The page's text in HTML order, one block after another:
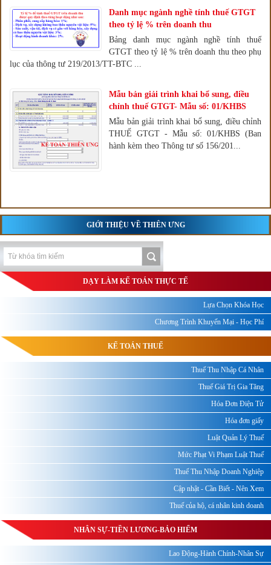
Danh mục ngành nghề tính thuế GTGT
theo tỷ lệ % trên doanh thu
Bảng danh mục ngành nghề tính thuế
GTGT theo tỷ lệ % trên doanh thu theo phụ
lục của thông tư 219/2013/TT-BTC ...
Mẫu bản giải trình khai bổ sung, điều
chỉnh thuế GTGT- Mẫu số: 01/KHBS
Mẫu bản giải trình khai bổ sung, điều chỉnh
THUẾ GTGT - Mẫu số: 01/KHBS (Ban
hành kèm theo Thông tư số 156/201...
GIỚI THIỆU VỀ THIÊN ƯNG
DẠY LÀM KẾ TOÁN THỰC TẾ
Lựa Chọn Khóa Học
Chương Trình Khuyến Mại - Học Phí
KẾ TOÁN THUẾ
Thuế Thu Nhập Cá Nhân
Thuế Giá Trị Gia Tăng
Hóa Đơn Điện Tử
Hóa đơn giấy
Luật Quản Lý Thuế
Mức Phạt Vi Phạm Luật Thuế
Thuế Thu Nhập Doanh Nghiệp
Cập nhật - Cần Biết - Nên Xem
Thuế của hộ, cá nhân kinh doanh
NHÂN SỰ-TIỀN LƯƠNG-BẢO HIỂM
Lao Động-Hành Chính-Nhân Sự